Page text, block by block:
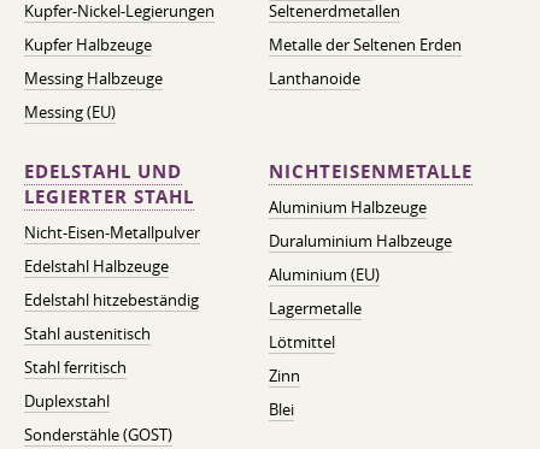
Kupfer-Nickel-Legierungen
Kupfer Halbzeuge
Messing Halbzeuge
Messing (EU)
Seltenerdmetallen
Metalle der Seltenen Erden
Lanthanoide
EDELSTAHL UND
LEGIERTER STAHL
Nicht-Eisen-Metallpulver
Edelstahl Halbzeuge
Edelstahl hitzebeständig
Stahl austenitisch
Stahl ferritisch
Duplexstahl
Sonderstähle (GOST)
NICHTEISENMETALLE
Aluminium Halbzeuge
Duraluminium Halbzeuge
Aluminium (EU)
Lagermetalle
Lötmittel
Zinn
Blei